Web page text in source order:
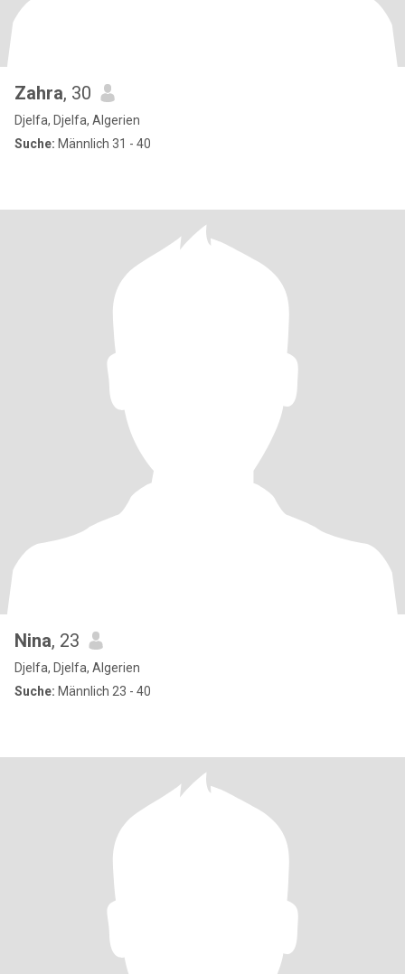
Zahra, 30
Djelfa, Djelfa, Algerien
Suche: Männlich 31 - 40
Nina, 23
Djelfa, Djelfa, Algerien
Suche: Männlich 23 - 40